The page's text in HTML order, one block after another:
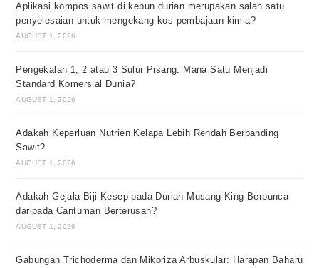
Aplikasi kompos sawit di kebun durian merupakan salah satu
penyelesaian untuk mengekang kos pembajaan kimia?
AUGUST 1, 2026
Pengekalan 1, 2 atau 3 Sulur Pisang: Mana Satu Menjadi
Standard Komersial Dunia?
AUGUST 1, 2026
Adakah Keperluan Nutrien Kelapa Lebih Rendah Berbanding
Sawit?
AUGUST 1, 2026
Adakah Gejala Biji Kesep pada Durian Musang King Berpunca
daripada Cantuman Berterusan?
AUGUST 1, 2026
Gabungan Trichoderma dan Mikoriza Arbuskular: Harapan Baharu